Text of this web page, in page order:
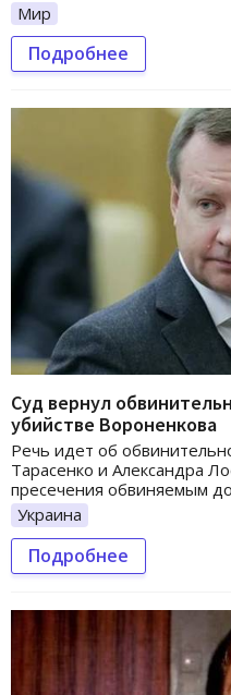
Мир
Подробнее
Суд вернул
убийстве Вороненкова
Речь идет об
Тарасенко и Александра
пресечения обвиняемым до
Украина
Подробнее